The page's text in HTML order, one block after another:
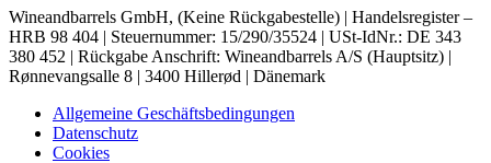
Wineandbarrels GmbH, (Keine Rückgabestelle) | Handelsregister –
HRB 98 404 | Steuernummer: 15/290/35524 | USt-IdNr.: DE 343
380 452 | Rückgabe Anschrift: Wineandbarrels A/S (Hauptsitz) |
Rønnevangsalle 8 | 3400 Hillerød | Dänemark
Allgemeine Geschäftsbedingungen
Datenschutz
Cookies